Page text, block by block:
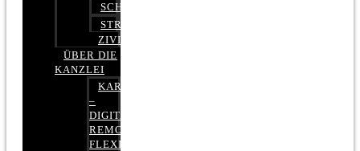
SCHUFARECHT
STRAFRECHT
ZIVILRECHT
ÜBER DIE
KANZLEI
KARRIERE
–
DIGITAL,
REMOTE,
FLEXIBEL